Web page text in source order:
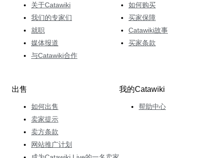
关于Catawiki
我们的专家们
就职
媒体报道
与Catawiki合作
如何购买
买家保障
Catawiki故事
买家条款
出售
如何出售
卖家提示
卖方条款
网站推广计划
我的Catawiki
帮助中心